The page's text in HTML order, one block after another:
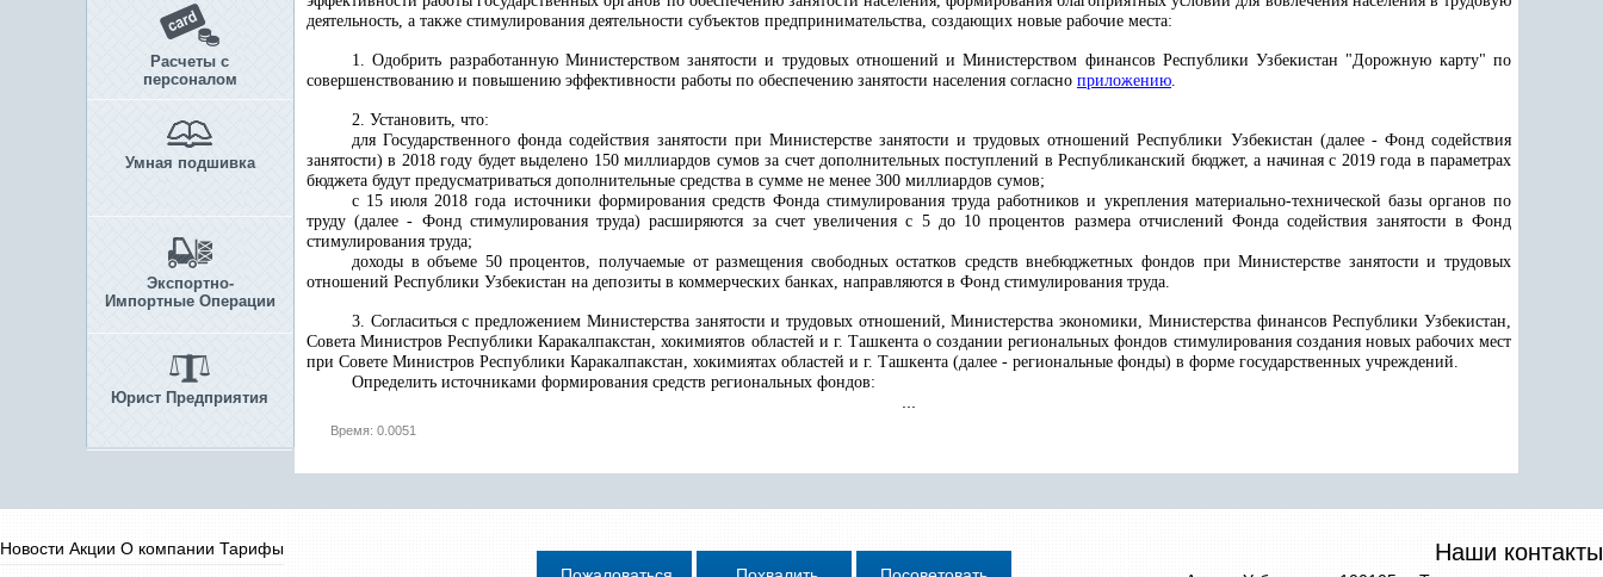
Расчеты с
персоналом
Умная подшивка
Экспортно-
Импортные Операции
Юрист Предприятия
деятельность, а также стимулирования деятельности субъектов предпринимательства, создающих новые рабочие места:
1. Одобрить разработанную Министерством занятости и трудовых отношений и Министерством финансов Республики Узбекистан "Дорожную карту" по
совершенствованию и повышению эффективности работы по обеспечению занятости населения согласно приложению.
2. Установить, что:
для Государственного фонда содействия занятости при Министерстве занятости и трудовых отношений Республики Узбекистан (далее - Фонд содействия
занятости) в 2018 году будет выделено 150 миллиардов сумов за счет дополнительных поступлений в Республиканский бюджет, а начиная с 2019 года в параметрах
бюджета будут предусматриваться дополнительные средства в сумме не менее 300 миллиардов сумов;
с 15 июля 2018 года источники формирования средств Фонда стимулирования труда работников и укрепления материально-технической базы органов по
труду (далее - Фонд стимулирования труда) расширяются за счет увеличения с 5 до 10 процентов размера отчислений Фонда содействия занятости в Фонд
стимулирования труда;
доходы в объеме 50 процентов, получаемые от размещения свободных остатков средств внебюджетных фондов при Министерстве занятости и трудовых
отношений Республики Узбекистан на депозиты в коммерческих банках, направляются в Фонд стимулирования труда.
3. Согласиться с предложением Министерства занятости и трудовых отношений, Министерства экономики, Министерства финансов Республики Узбекистан,
Совета Министров Республики Каракалпакстан, хокимиятов областей и г. Ташкента о создании региональных фондов стимулирования создания новых рабочих мест
при Совете Министров Республики Каракалпакстан, хокимиятах областей и г. Ташкента (далее - региональные фонды) в форме государственных учреждений.
Определить источниками формирования средств региональных фондов:
Время: 0.0051
Новости Акции О компании Тарифы Наши контакты